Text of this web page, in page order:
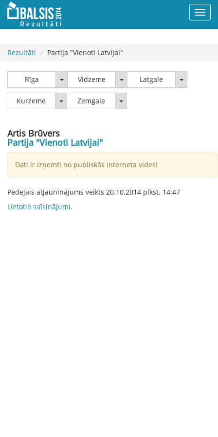
Rezultāti Partija "Vienoti Latvijai"
Rīga Rīga Vidzeme VidzemeLatgale Latgale
Kurzeme KurzemeZemgale Zemgale
Artis Brūvers
Partija "Vienoti Latvijai"
Dati ir izņemti no publiskās interneta vides!
Pēdējais atjauninājums veikts 20.10.2014 plkst. 14:47
Lietotie saīsinājumi.